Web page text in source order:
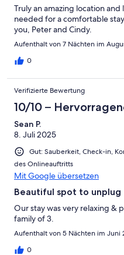
Truly an amazing location
needed for a comfortable
you, Peter and Cindy.
Aufenthalt von 7 Nächten im
0
Verifizierte Bewertung
10/10 –
Sean P.
8. Juli 2025
Gut: Sauberkeit, Check-in,
des Onlineauftritts
Mit Google übersetzen
Beautiful spot to unplug
Our stay was very relaxing &
family of 3.
Aufenthalt von 5 Nächten im Juni
0